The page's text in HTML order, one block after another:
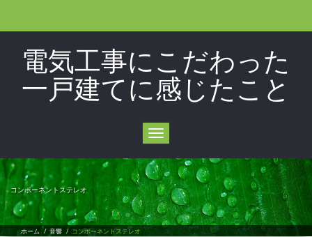
電気工事にこだわった
一戸建てに感じたこと
Toggle
navigation
コンポーネントステレオ
ホーム / 音響 / コンポーネントステレオ